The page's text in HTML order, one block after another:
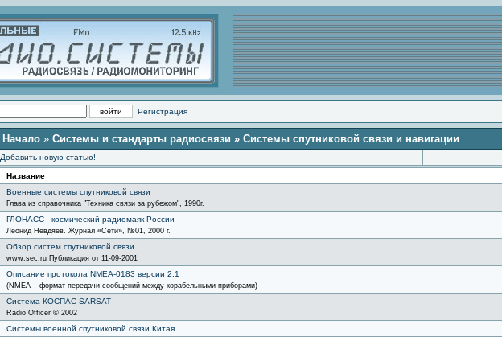
Регистрация
Начало » Системы и стандарты радиосвязи » Системы спутниковой связи и навигации
Добавить новую статью!
Название
Военные системы спутниковой связи
Глава из справочника "Техника связи за рубежом", 1990г.
ГЛОНАСС - космический радиомаяк России
Леонид Невдяев. Журнал «Сети», №01, 2000 г.
Обзор систем спутниковой связи
www.sec.ru Публикация от 11-09-2001
Описание протокола NMEA-0183 версии 2.1
(NMEA – формат передачи сообщений между корабельными приборами)
Система КОСПАС-SARSAT
Radio Officer © 2002
Системы военной спутниковой связи Китая.